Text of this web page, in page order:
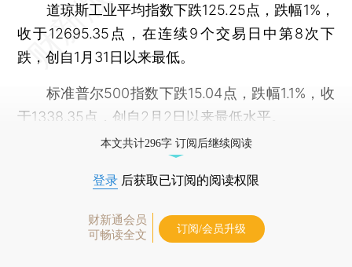
道琼斯工业平均指数下跌125.25点，跌幅1%，
收于12695.35点，在连续9个交易日中第8次下
跌，创自1月31日以来最低。
标准普尔500指数下跌15.04点，跌幅1.1%，收
于1338.35点，创自2月2日以来最低水平。
本文共计296字 订阅后继续阅读
登录 后获取已订阅的阅读权限
财新通会员
可畅读全文
订阅/会员升级